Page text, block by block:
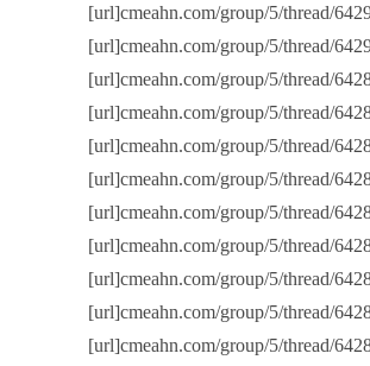
[url]cmeahn.com/group/5/thread/
[url]cmeahn.com/group/5/thread/
[url]cmeahn.com/group/5/thread/
[url]cmeahn.com/group/5/thread/
[url]cmeahn.com/group/5/thread/
[url]cmeahn.com/group/5/thread/
[url]cmeahn.com/group/5/thread/
[url]cmeahn.com/group/5/thread/
[url]cmeahn.com/group/5/thread/
[url]cmeahn.com/group/5/thread/
[url]cmeahn.com/group/5/thread/